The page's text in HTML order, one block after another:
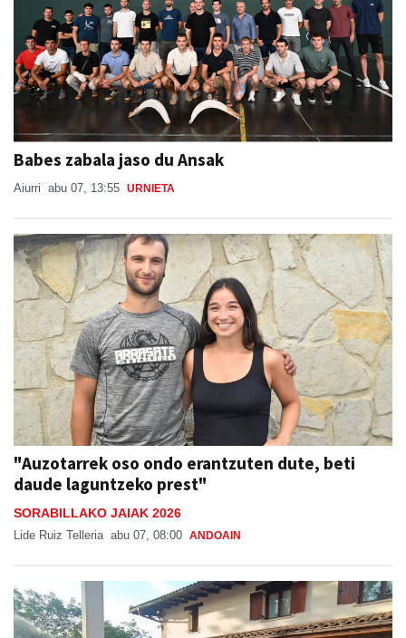
Babes zabala jaso du Ansak
Aiurri abu 07, 13:55 URNIETA
"Auzotarrek oso ondo erantzuten dute, beti
daude laguntzeko prest"
SORABILLAKO JAIAK 2026
Lide Ruiz Telleria abu 07, 08:00 ANDOAIN